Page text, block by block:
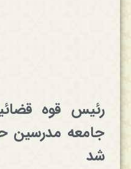
رئیس قوه
جامعه مدرسین
شد